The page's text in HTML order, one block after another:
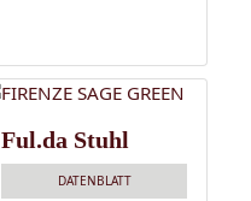
Ful.da Stuhl
DATENBLATT